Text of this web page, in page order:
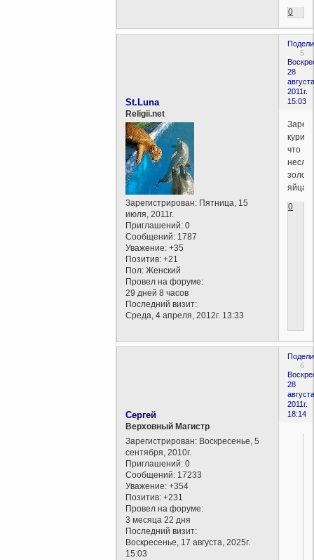
0
5
28
2011г.
15:03
St.Luna
Religii.net
Зарегистрирован: Пятница, 15
июля, 2011г.
Приглашений: 0
Сообщений: 1787
Уважение: +35
Позитив: +21
Пол: Женский
Провел на форуме:
29 дней 8 часов
Последний визит:
Среда, 4 апреля, 2012г. 13:33
курицу
что
несла
яйца.
0
6
28
2011г.
18:14
Сергей
Верховный Магистр
Зарегистрирован: Воскресенье, 5
сентября, 2010г.
Приглашений: 0
Сообщений: 17233
Уважение: +354
Позитив: +231
Провел на форуме:
3 месяца 22 дня
Последний визит:
Воскресенье, 17 августа, 2025г.
15:03